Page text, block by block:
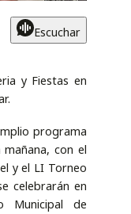
Escuchar
y Fiestas en
programa
con el
y el LI Torneo
celebrarán en
Municipal de